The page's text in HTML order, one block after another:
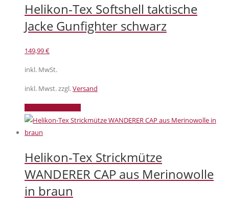
Helikon-Tex Softshell taktische
Jacke Gunfighter schwarz
149,99€
inkl. MwSt.
inkl. Mwst. zzgl.Versand
Dieses
Produkt
Varianten
auf.
Die
Helikon-Tex Strickmütze
WANDERER CAP aus Merinowolle
in braun